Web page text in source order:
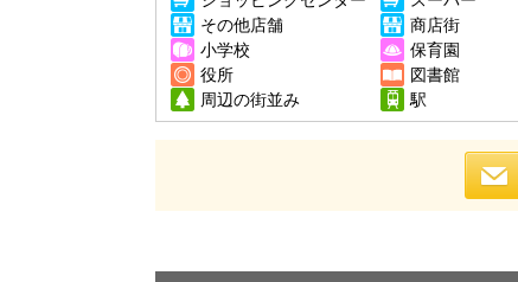
その他店舗
商店街
小学校
保育園
役所
図書館
周辺の街並み
駅